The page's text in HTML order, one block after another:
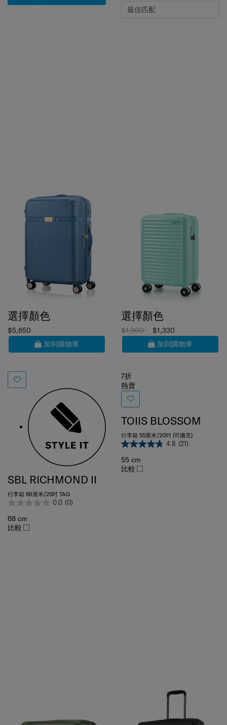
$5,650
加到購物車
SBL RICHMOND II
行李箱 68厘米/25吋 TAG
0.0 (0)
68 cm
比較
$1,900
$1,330
加到購物車
熱賣
TOIIS BLOSSOM
行李箱 55厘米/20吋 (可擴充)
4.8 (21)
55 cm
比較